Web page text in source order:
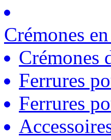
Crémones
Crémones
Ferrures
Ferrures